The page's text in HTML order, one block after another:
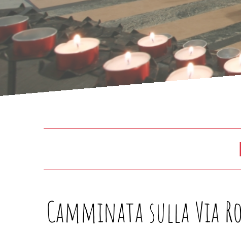
Camminata sulla Via